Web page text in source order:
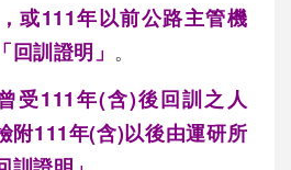
或111年以前公路主管機
訓證明」 。
受111年(含)後回訓之人
附111年(含)以後由運研所